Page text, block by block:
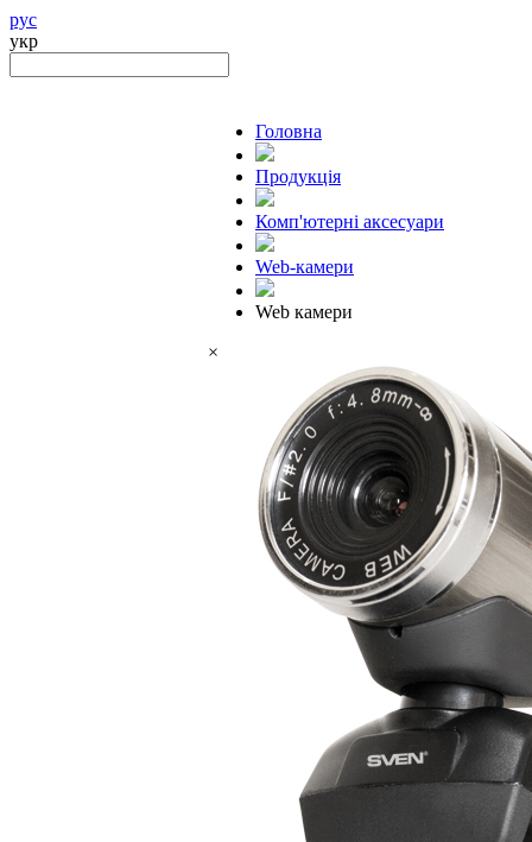
рус
укр
Головна
Продукцiя
Комп'ютерні аксесуари
Web-камери
Web камери
×